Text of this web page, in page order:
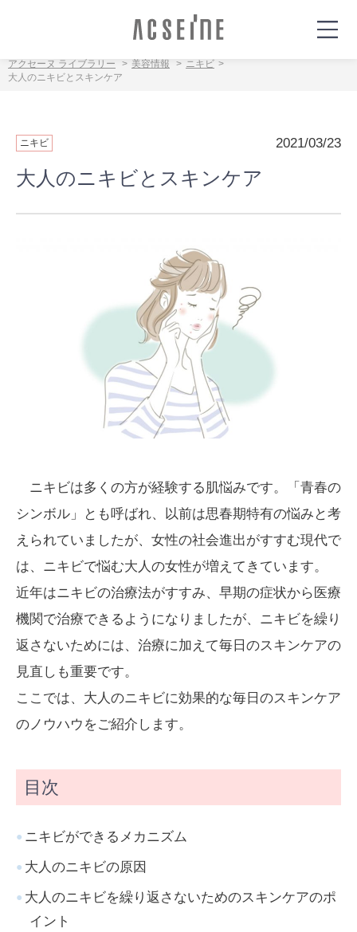
アクセーヌ ライブラリー 美容情報
ニキビ
大人のニキビとスキンケア
大人のニキビとスキンケア
2021/03/23
ニキビ
ニキビは多くの方が経験する肌悩みです。「青春の
シンボル」とも呼ばれ、以前は思春期特有の悩みと考
えられていましたが、女性の社会進出がすすむ現代で
は、ニキビで悩む大人の女性が増えてきています。
近年はニキビの治療法がすすみ、早期の症状から医療
機関で治療できるようになりましたが、ニキビを繰り
返さないためには、治療に加えて毎日のスキンケアの
見直しも重要です。
ここでは、大人のニキビに効果的な毎日のスキンケア
のノウハウをご紹介します。
目次
ニキビができるメカニズム
大人のニキビの原因
大人のニキビを繰り返さないためのスキンケアのポ
イント